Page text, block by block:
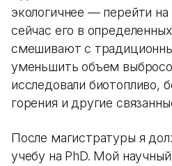
экологичнее — перейти
сейчас его в
смешивают с
уменьшить объем
исследовали биотопливо,
горения и другие
После магистратуры я
учебу на PhD. Мой